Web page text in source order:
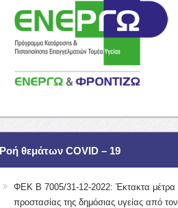
Ροή θεμάτων COVID – 19
ΦΕΚ Β 7005/31-12-2022: Έκτακτα μέτρα
προστασίας της δημόσιας υγείας από τον